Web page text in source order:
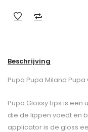
Beschrijving
Pupa Pupa Milano Pupa
Pupa Glossy Lips is
die de lippen voedt en
applicator is de gloss